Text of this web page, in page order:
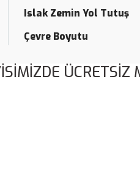
Islak Zemin Yol Tutuş
Çevre Boyutu